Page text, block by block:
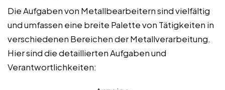
Die Aufgaben von Metallbearbeitern sind vielfältig
und umfassen eine breite Palette von Tätigkeiten in
verschiedenen Bereichen der Metallverarbeitung.
Hier sind die detaillierten Aufgaben und
Verantwortlichkeiten: